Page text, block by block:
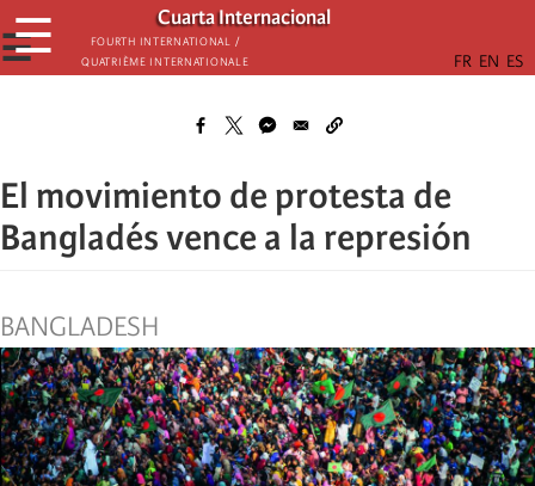
Skip
to
main
Cuarta Internacional
Fourth International /
Quatrième internationale
☰
☰
El movimiento de protesta de
Bangladés vence a la represión
BANGLADESH